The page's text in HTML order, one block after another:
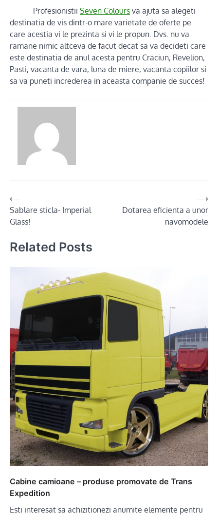
Profesionistii Seven Colours va ajuta sa alegeti
destinatia de vis dintr-o mare varietate de oferte pe
care acestia vi le prezinta si vi le propun. Dvs. nu va
ramane nimic altceva de facut decat sa va decideti care
este destinatia de anul acesta pentru Craciun, Revelion,
Pasti, vacanta de vara, luna de miere, vacanta copiilor si
sa va puneti increderea in aceasta companie de succes!
Post
navigation
⟵
Sablare sticla- Imperial
Glass!
Dotarea eficienta a unor
navomodele
⟶
Related Posts
Cabine camioane – produse promovate de Trans
Expedition
Esti interesat sa achizitionezi anumite elemente pentru